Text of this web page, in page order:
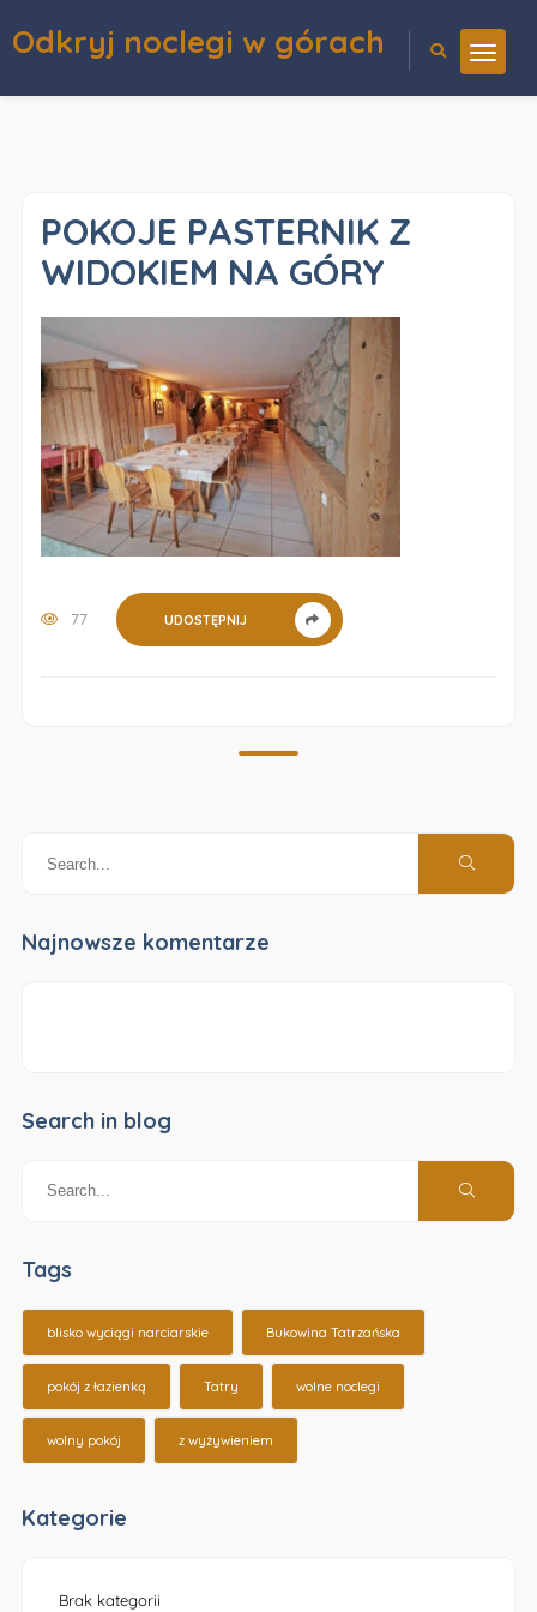
Odkryj noclegi w górach
POKOJE PASTERNIK Z
WIDOKIEM NA GÓRY
77 UDOSTĘPNIJ
Najnowsze komentarze
Search in blog
Tags
blisko wyciągi narciarskie Bukowina Tatrzańska
pokój z łazienką Tatry wolne noclegi
wolny pokój z wyżywieniem
Kategorie
Brak kategorii